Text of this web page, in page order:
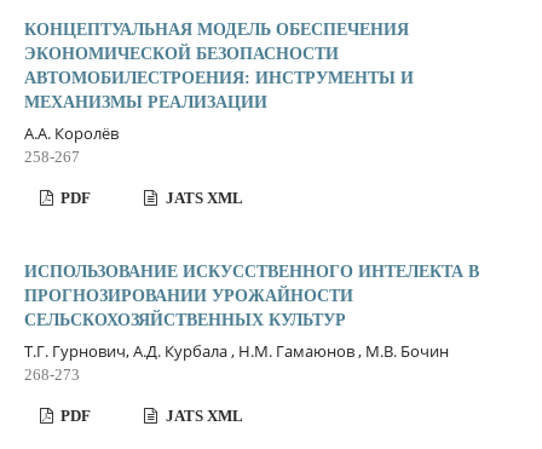
КОНЦЕПТУАЛЬНАЯ МОДЕЛЬ ОБЕСПЕЧЕНИЯ
ЭКОНОМИЧЕСКОЙ БЕЗОПАСНОСТИ
АВТОМОБИЛЕСТРОЕНИЯ: ИНСТРУМЕНТЫ И
МЕХАНИЗМЫ РЕАЛИЗАЦИИ
А.А. Королёв
258-267
PDF JATS XML
ИСПОЛЬЗОВАНИЕ ИСКУССТВЕННОГО ИНТЕЛЕКТА В
ПРОГНОЗИРОВАНИИ УРОЖАЙНОСТИ
СЕЛЬСКОХОЗЯЙСТВЕННЫХ КУЛЬТУР
Т.Г. Гурнович, А.Д. Курбала , Н.М. Гамаюнов , М.В. Бочин
268-273
PDF JATS XML